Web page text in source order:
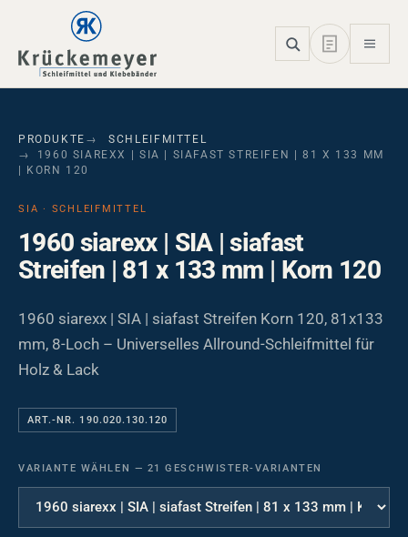
Skip to main navigation
Skip to main content
Skip to page footer
PRODUKTE
SCHLEIFMITTEL
1960 SIAREXX | SIA | SIAFAST STREIFEN | 81 X 133 MM
| KORN 120
SIA · SCHLEIFMITTEL
1960 siarexx | SIA | siafast
Streifen | 81 x 133 mm | Korn 120
1960 siarexx | SIA | siafast Streifen Korn 120, 81x133
mm, 8-Loch – Universelles Allround-Schleifmittel für
Holz & Lack
ART.-NR. 190.020.130.120
VARIANTE WÄHLEN — 21 GESCHWISTER-VARIANTEN